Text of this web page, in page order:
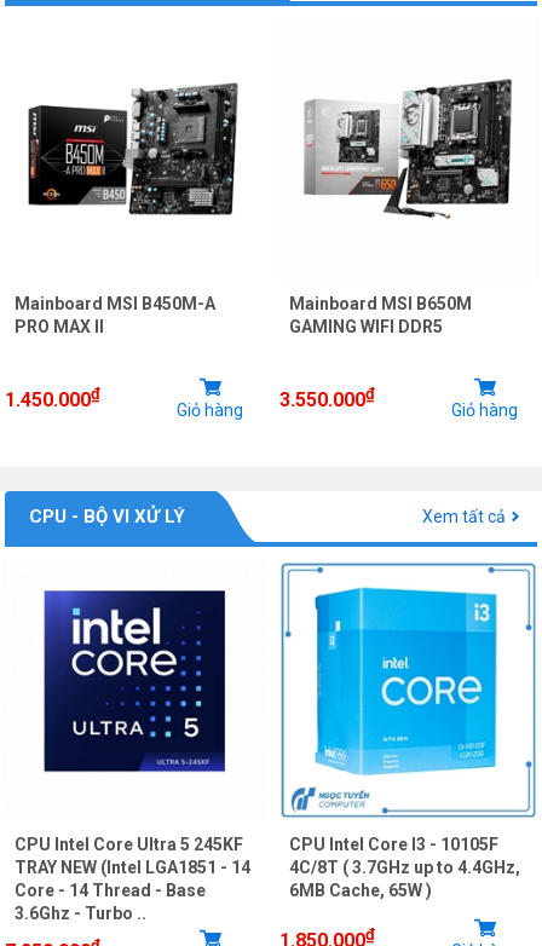
Mainboard MSI B450M-A
PRO MAX II
1.450.000₫
Giỏ hàng
Mainboard MSI B650M
GAMING WIFI DDR5
3.550.000₫
Giỏ hàng
CPU - BỘ VI XỬ LÝ Xem tất cả
CPU Intel Core Ultra 5 245KF
TRAY NEW (Intel LGA1851 - 14
Core - 14 Thread - Base
3.6Ghz - Turbo ..
CPU Intel Core I3 - 10105F
4C/8T ( 3.7GHz up to 4.4GHz,
6MB Cache, 65W )
1.850.000₫